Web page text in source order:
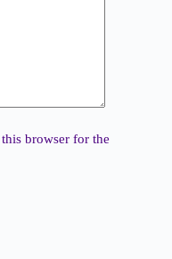
browser for the